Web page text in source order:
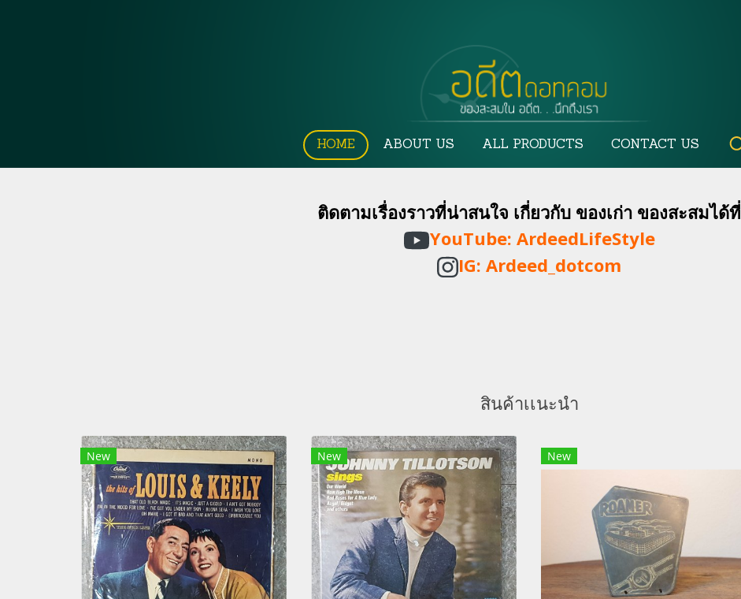
HOME ABOUT US ALL PRODUCTS CONTACT US
ติดตามเรื่องราวที่น่าสนใจ เกี่ยวกับ ของเก่า ของสะสมได้ที่
YouTube: ArdeedLifeStyle
IG: Ardeed_dotcom
สินค้าเเนะนำ
New New New